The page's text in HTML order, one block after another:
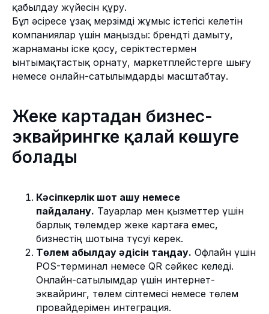
қабылдау жүйесін құру.
Бұл әсіресе ұзақ мерзімді жұмыс істегісі келетін
компаниялар үшін маңызды: брендті дамыту,
жарнаманы іске қосу, серіктестермен
ынтымақтастық орнату, маркетплейстерге шығу
немесе онлайн-сатылымдарды масштабтау.
Жеке картадан бизнес-
эквайрингке қалай көшуге
болады
Кәсіпкерлік шот ашу немесе
пайдалану. Тауарлар мен қызметтер үшін
барлық төлемдер жеке картаға емес,
бизнестің шотына түсуі керек.
Төлем қабылдау әдісін таңдау. Офлайн үшін
POS-терминал немесе QR сәйкес келеді.
Онлайн-сатылымдар үшін интернет-
эквайринг, төлем сілтемесі немесе төлем
провайдерімен интеграция.